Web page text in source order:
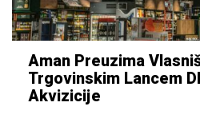
Aman Preuzima
Trgovinskim Lancem
Akvizicije